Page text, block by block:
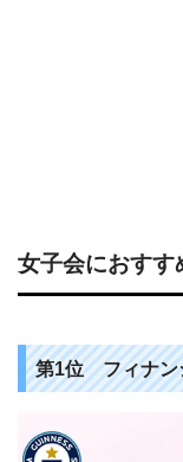
女子会におすす
第1位 フィナン